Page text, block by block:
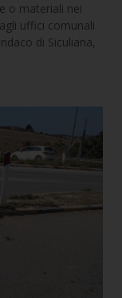
o materiali nei
uffici comunali
di Siculiana,